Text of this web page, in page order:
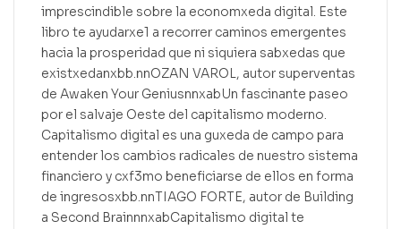
imprescindible sobre la economxeda digital. Este
libro te ayudarxe1 a recorrer caminos emergentes
hacia la prosperidad que ni siquiera sabxedas que
existxedanxbb.nnOZAN VAROL, autor superventas
de Awaken Your GeniusnnxabUn fascinante paseo
por el salvaje Oeste del capitalismo moderno.
Capitalismo digital es una guxeda de campo para
entender los cambios radicales de nuestro sistema
financiero y cxf3mo beneficiarse de ellos en forma
de ingresosxbb.nnTIAGO FORTE, autor de Building
a Second BrainnnxabCapitalismo digital te